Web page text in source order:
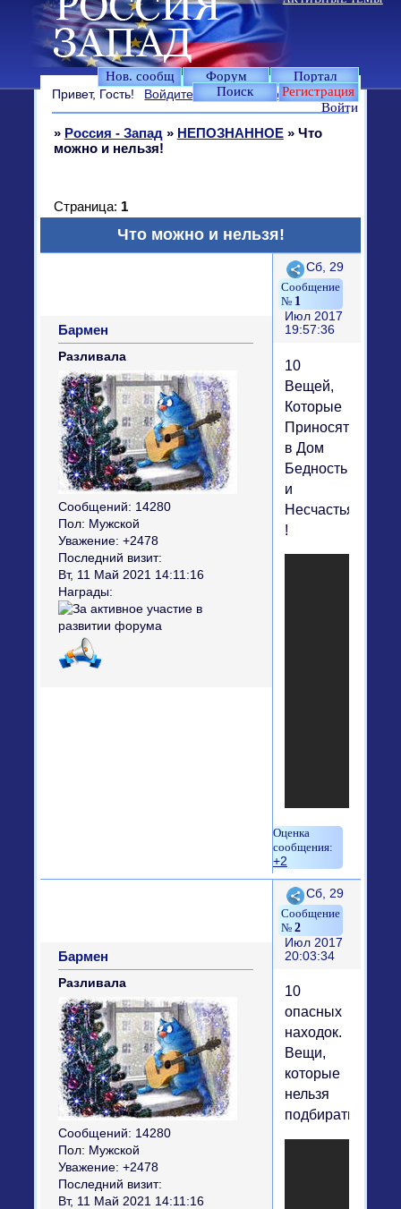
Нов. сообщ Форум
Портал
Поиск
Регистрация
Войти
Привет, Гость! Войдите илизарегистрируйтесь.
» Россия - Запад » НЕПОЗНАННОЕ » Что
можно и нельзя!
Что можно и нельзя!
Страница: 1
Поделиться
1
Сб, 29
Июл 2017
19:57:36
Бармен
Разливала
Сообщений: 14280
Пол: Мужской
Уважение: +2478
Последний визит:
Вт, 11 Май 2021 14:11:16
Награды:
10
Вещей,
Которые
Приносят
в Дом
Бедность
и
Несчастья
!
+2
Поделиться
2
Сб, 29
Июл 2017
20:03:34
Бармен
Разливала
Сообщений: 14280
Пол: Мужской
Уважение: +2478
Последний визит:
Вт, 11 Май 2021 14:11:16
10
опасных
находок.
Вещи,
которые
нельзя
подбирать.